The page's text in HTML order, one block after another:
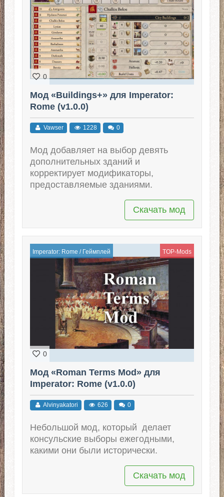
0
Мод «Buildings+» для Imperator:
Rome (v1.0.0)
Vawser 1228 0
Мод добавляет на выбор девять
дополнительных зданий и
корректирует модификаторы,
предоставляемые зданиями.
Скачать мод
Imperator: Rome / Геймплей TOP-Mods
0
Мод «Roman Terms Mod» для
Imperator: Rome (v1.0.0)
Alvinyakatori 626 0
Небольшой мод, который делает
консульские выборы ежегодными,
какими они были исторически.
Скачать мод